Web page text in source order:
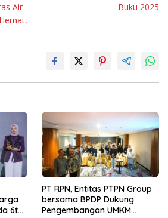
Air
Buku 2025
6th
PT RPN, Entitas PTPN Group
bersama BPDP Dukung
Pengembangan UMKM